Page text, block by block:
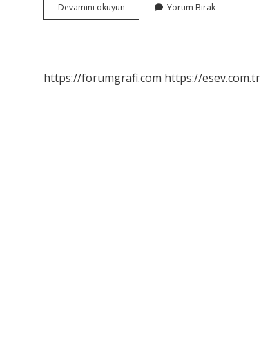
Devamını okuyun Kompozisyon
Bölümleri
Yorum Bırak
https://forumgrafi.com https://esev.com.tr